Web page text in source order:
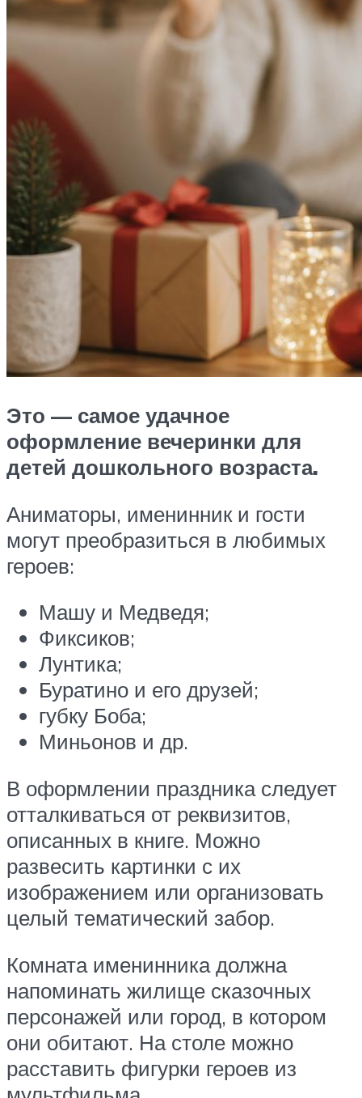
Это — самое удачное
оформление вечеринки для
детей дошкольного возраста.
Аниматоры, именинник и гости
могут преобразиться в любимых
героев:
Машу и Медведя;
Фиксиков;
Лунтика;
Буратино и его друзей;
губку Боба;
Миньонов и др.
В оформлении праздника следует
отталкиваться от реквизитов,
описанных в книге. Можно
развесить картинки с их
изображением или организовать
целый тематический забор.
Комната именинника должна
напоминать жилище сказочных
персонажей или город, в котором
они обитают. На столе можно
расставить фигурки героев из